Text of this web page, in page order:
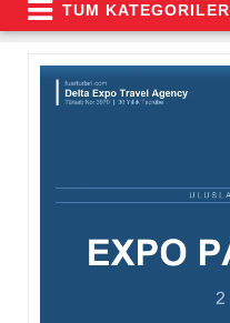
TUM KATEGORILER